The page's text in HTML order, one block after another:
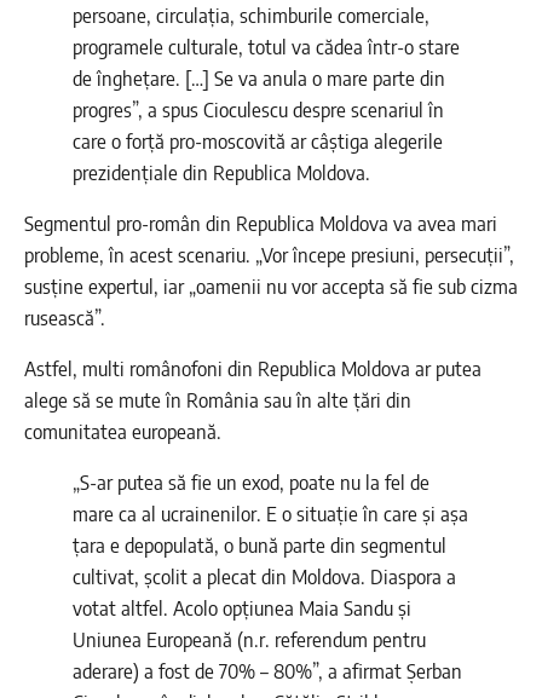
persoane, circulația, schimburile comerciale,
programele culturale, totul va cădea într-o stare
de înghețare. […] Se va anula o mare parte din
progres”, a spus Cioculescu despre scenariul în
care o forță pro-moscovită ar câștiga alegerile
prezidențiale din Republica Moldova.
Segmentul pro-român din Republica Moldova va avea mari
probleme, în acest scenariu. „Vor începe presiuni, persecuții”,
susține expertul, iar „oamenii nu vor accepta să fie sub cizma
rusească”.
Astfel, multi românofoni din Republica Moldova ar putea
alege să se mute în România sau în alte țări din
comunitatea europeană.
„S-ar putea să fie un exod, poate nu la fel de
mare ca al ucrainenilor. E o situație în care și așa
țara e depopulată, o bună parte din segmentul
cultivat, școlit a plecat din Moldova. Diaspora a
votat altfel. Acolo opțiunea Maia Sandu și
Uniunea Europeană (n.r. referendum pentru
aderare) a fost de 70% – 80%”, a afirmat Șerban